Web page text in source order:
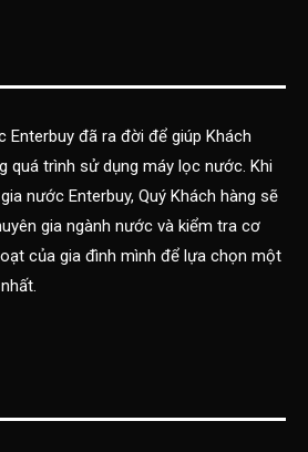
Enterbuy đã ra đời để giúp Khách
quá trình sử dụng máy lọc nước. Khi
nước Enterbuy, Quý Khách hàng sẽ
gia ngành nước và kiểm tra cơ
của gia đình mình để lựa chọn một